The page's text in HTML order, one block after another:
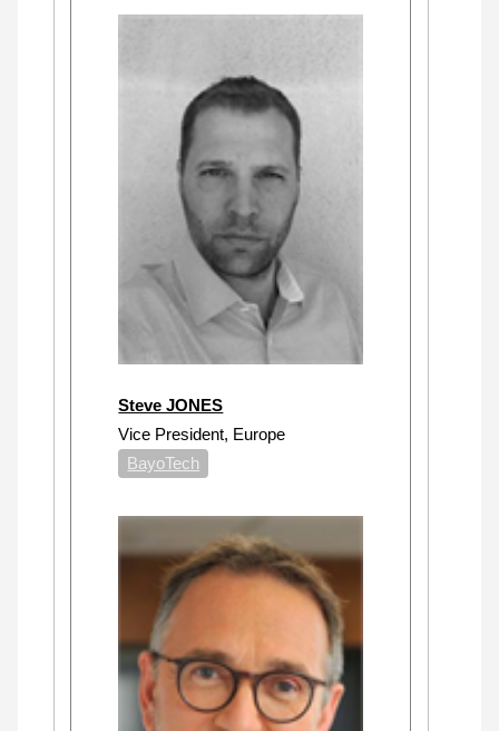
Steve JONES
Vice President, Europe
BayoTech